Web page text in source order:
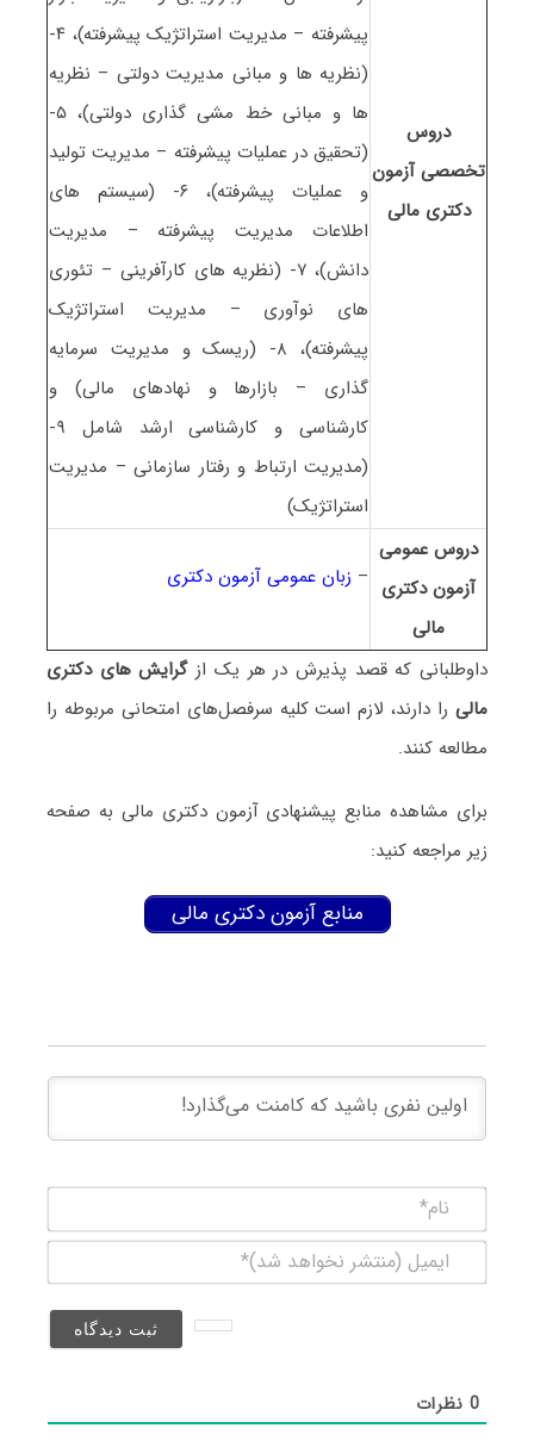
دروس
تخصصی آزمون
دکتری ﻣﺎلی
پیشرفته – مدیریت استراتژیک پیشرفته)، ۴-
(نظریه ها و مبانی مدیریت دولتی – نظریه
ها و مبانی خط مشی گذاری دولتی)، ۵-
(تحقیق در عملیات پیشرفته – مدیریت تولید
و عملیات پیشرفته)، ۶- (سیستم های
اطلاعات مدیریت پیشرفته – مدیریت
دانش)، ۷- (نظریه های کارآفرینی – تئوری
های نوآوری – مدیریت استراتژیک
پیشرفته)، ۸- (ریسک و مدیریت سرمایه
گذاری – بازارها و نهادهای مالی) و
کارشناسی و کارشناسی ارشد شامل ۹-
(مدیریت ارتباط و رفتار سازمانی – مدیریت
استراتژیک)
دروس عمومی
آزمون دکتری
ﻣﺎلی
– زبان عمومی آزمون دکتری
داوطلبانی که قصد پذیرش در هر یک از گرایش های دکتری
ﻣﺎلیرا دارند، لازم است کلیه سرفصل‌های امتحانی مربوطه را
مطالعه کنند.
برای مشاهده منابع پیشنهادی آزمون دکتری ﻣﺎلی به صفحه
زیر مراجعه کنید:
منابع آزمون دکتری ﻣﺎلی
(منتشر
0نظرات